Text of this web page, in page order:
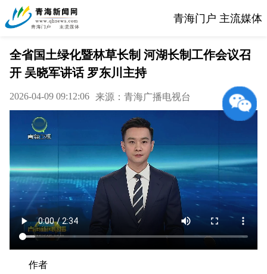
青海门户 主流媒体
全省国土绿化暨林草长制 河湖长制工作会议召
开 吴晓军讲话 罗东川主持
2026-04-09 09:12:06 来源：青海广播电视台
作者